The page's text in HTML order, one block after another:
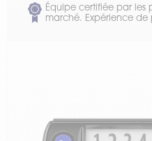
Équipe certifiée par les
marché. Expérience de